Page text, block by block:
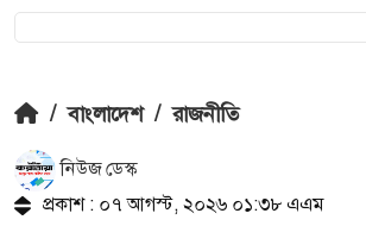
/ বাংলাদেশ / রাজনীতি
নিউজ ডেস্ক
প্রকাশ : ০৭ আগস্ট, ২০২৬ ০১:৩৮ এএম